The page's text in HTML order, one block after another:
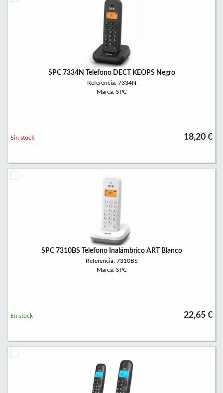
SPC 7334N Telefono DECT KEOPS Negro
Referencia: 7334N
Marca: SPC
18,20 €
Sin stock
SPC 7310BS Telefono Inalámbrico ART Blanco
Referencia: 7310BS
Marca: SPC
22,65 €
En stock